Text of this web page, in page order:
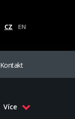
CZ EN
Kontakt
Více